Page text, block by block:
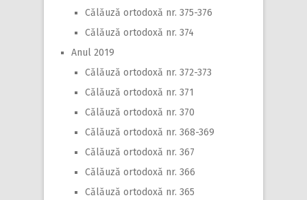
Călăuză ortodoxă nr. 375-376
Călăuză ortodoxă nr. 374
Anul 2019
Călăuză ortodoxă nr. 372-373
Călăuză ortodoxă nr. 371
Călăuză ortodoxă nr. 370
Călăuză ortodoxă nr. 368-369
Călăuză ortodoxă nr. 367
Călăuză ortodoxă nr. 366
Călăuză ortodoxă nr. 365